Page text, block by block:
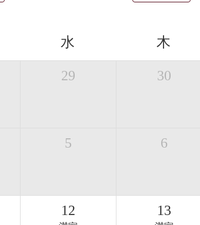
水 木
29 30
5 6
12 13